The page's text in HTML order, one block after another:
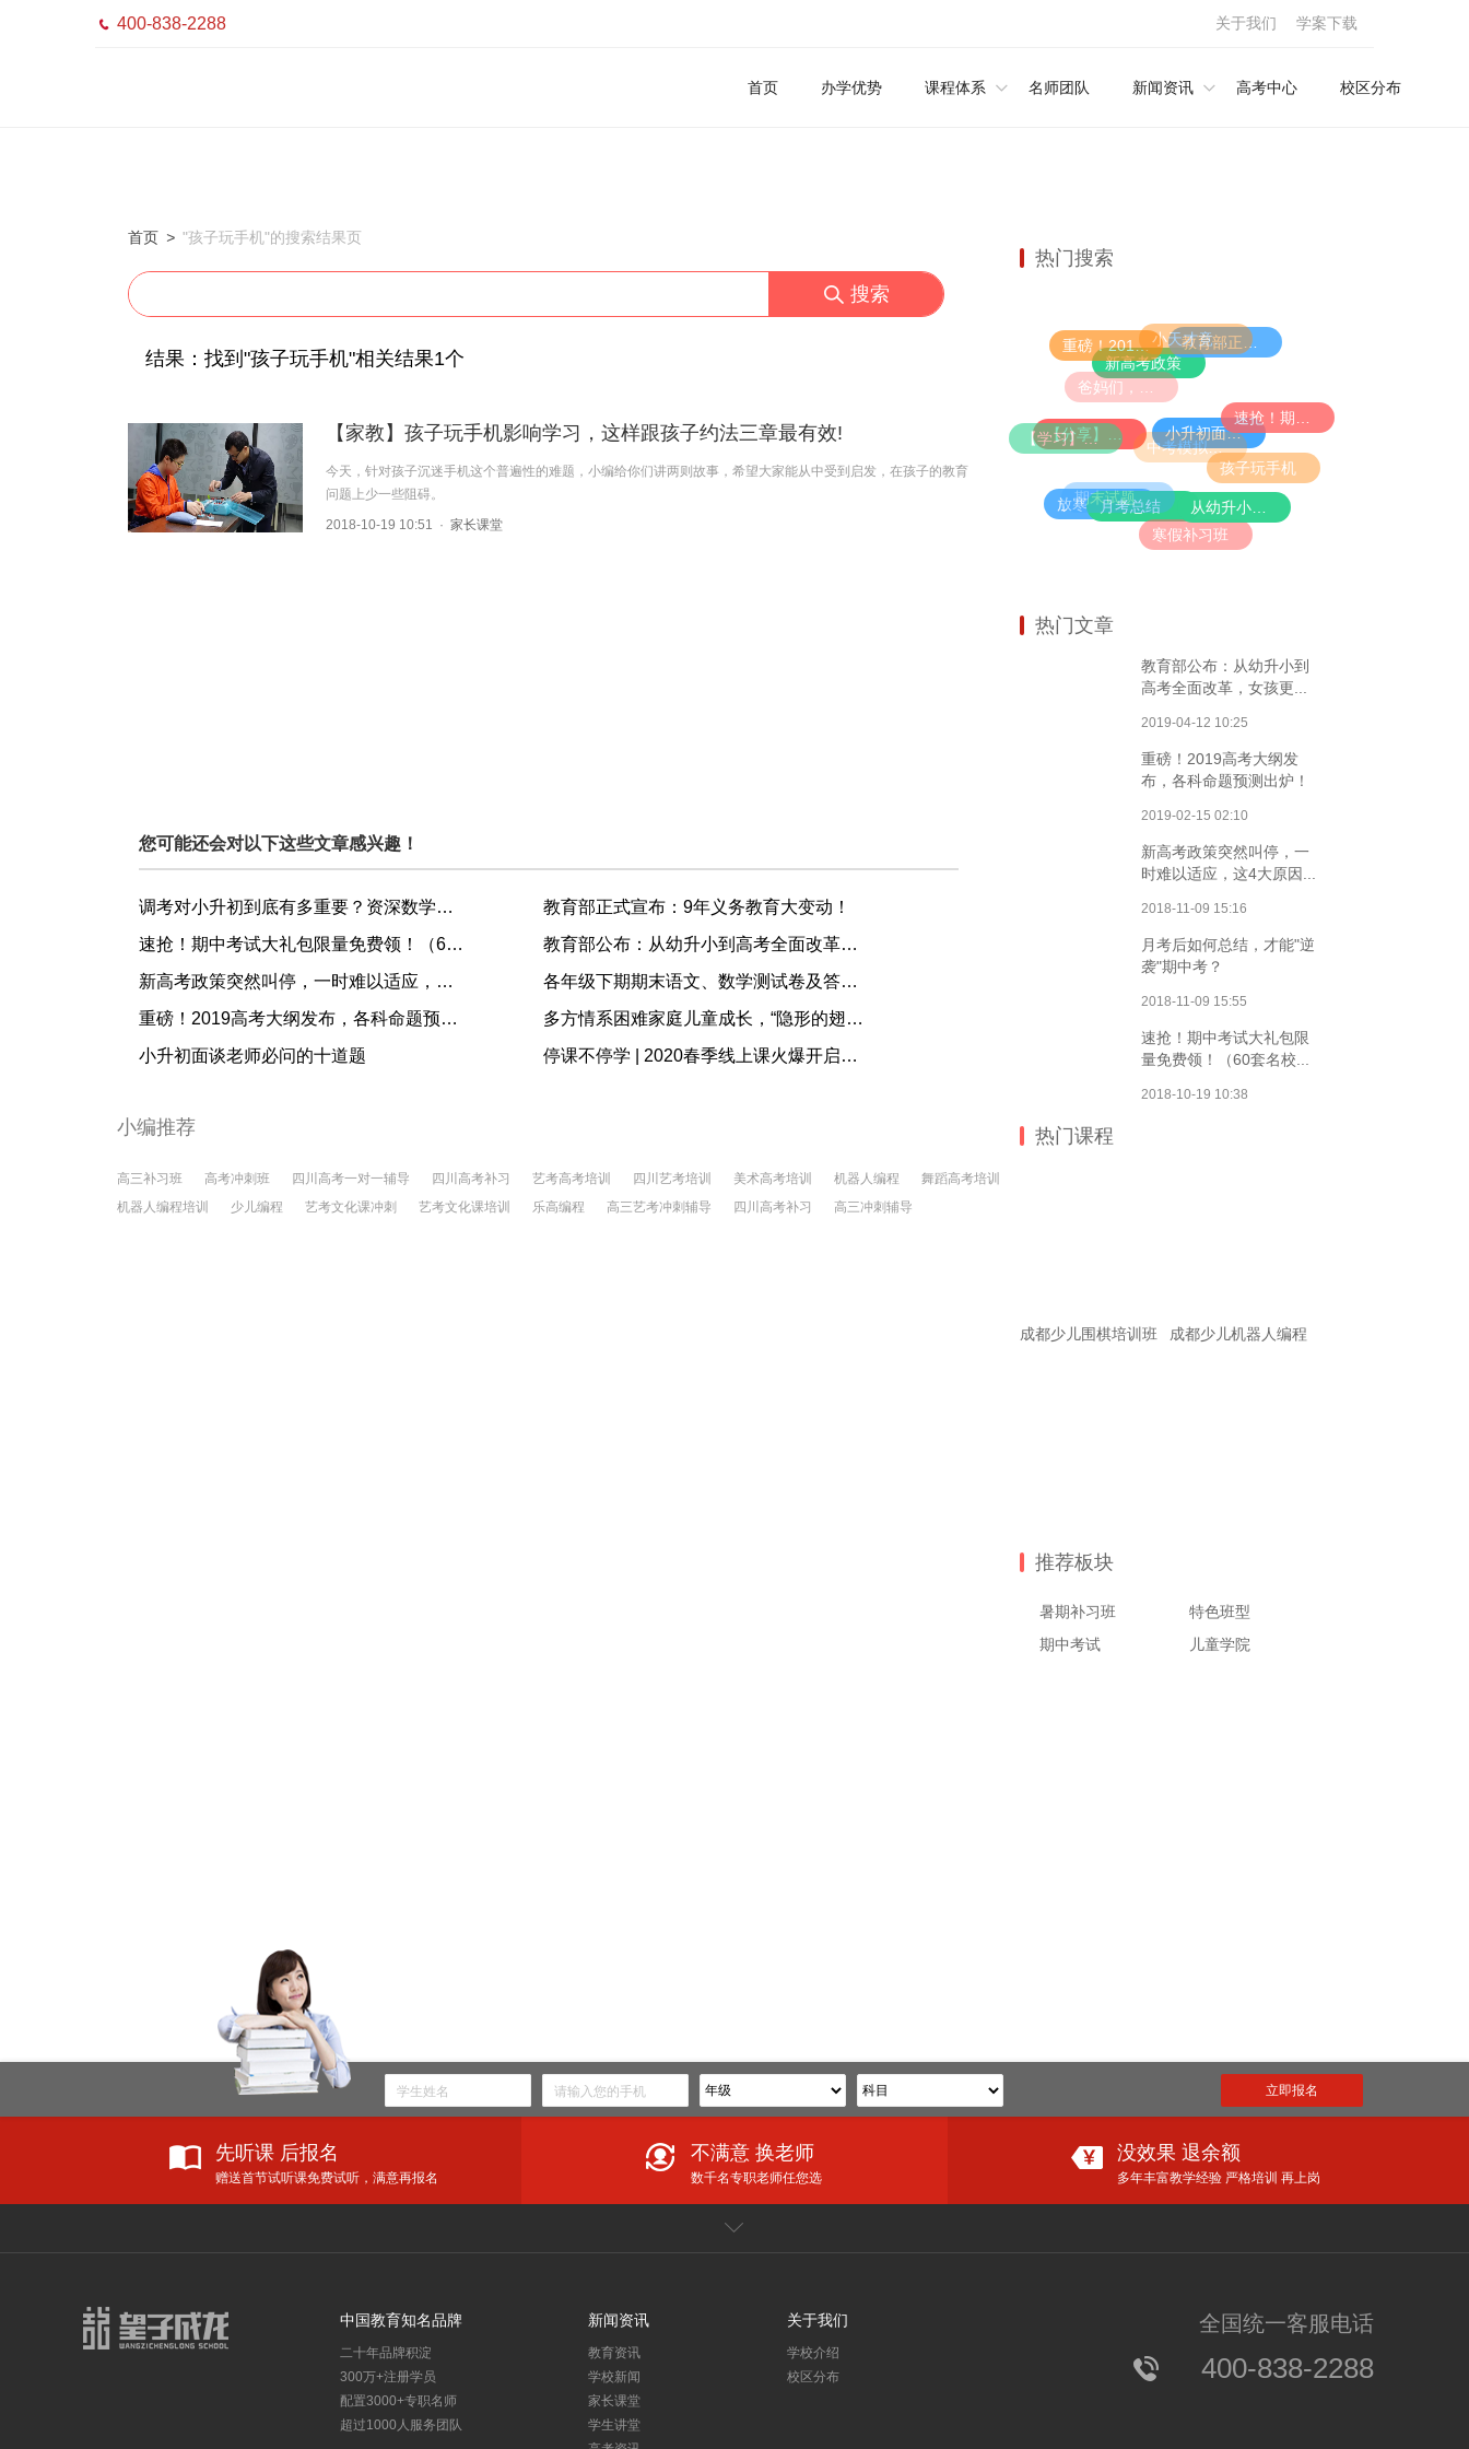
关于我们 学案下载
 400-838-2288
首页 办学优势 课程体系 名师团队 新闻资讯 高考中心 校区分布
首页 > "孩子玩手机"的搜索结果页
搜索
结果：找到"孩子玩手机"相关结果1个
【家教】孩子玩手机影响学习，这样跟孩子约法三章最有效!
今天，针对孩子沉迷手机这个普遍性的难题，小编给你们讲两则故事，希望大家能从中受到启发，在孩子的教育
问题上少一些阻碍。
2018-10-19 10:51 · 家长课堂
热门搜索
中考模拟试题
期末试题
月考总结
速抢！期中考试大礼包限量免费领！（60套名校真题＋34套全真模拟题）
重磅！2019高考大纲发布，各科命题预测出炉！
小升初面谈老师必问的十道题
【学习】孩子进入小学也能拔尖，只因为在暑假做了这件事！ 【分享】让孩子在新学期进尖子班的唯一方法！家长们再不看就晚了！
小天才竟然是“养成”的？爸妈必看，幼儿学者公布IQ110的炼成秘诀......
放寒假了，请不要带孩子去旅行！值得万千父母反思的好文！
孩子玩手机
教育部正式宣布：9年义务教育大变动！
新高考政策
寒假补习班
热门文章
教育部公布：从幼升小到
高考全面改革，女孩更...
2019-04-12 10:25
重磅！2019高考大纲发
布，各科命题预测出炉！
2019-02-15 02:10
新高考政策突然叫停，一
时难以适应，这4大原因...
2018-11-09 15:16
月考后如何总结，才能"逆
袭"期中考？
2018-11-09 15:55
速抢！期中考试大礼包限
量免费领！（60套名校...
2018-10-19 10:38
热门课程
成都少儿围棋培训班 成都少儿机器人编程
推荐板块
暑期补习班
特色班型
期中考试
儿童学院
您可能还会对以下这些文章感兴趣！
调考对小升初到底有多重要？资深数学名师为您揭秘！
速抢！期中考试大礼包限量免费领！（60套名校真题＋34套全真模拟题）
新高考政策突然叫停，一时难以适应，这4大原因有些措手不及
重磅！2019高考大纲发布，各科命题预测出炉！
小升初面谈老师必问的十道题
教育部正式宣布：9年义务教育大变动！
教育部公布：从幼升小到高考全面改革，女孩更有优势了！
各年级下期期末语文、数学测试卷及答案（免费下载）
多方情系困难家庭儿童成长，“隐形的翅膀”公益慈善项目在成都启动
停课不停学 | 2020春季线上课火爆开启！！！
小编推荐
高三补习班 高考冲刺班 四川高考一对一辅导 四川高考补习 艺考高考培训 四川艺考培训 美术高考培训 机器人编程
舞蹈高考培训
机器人编程培训
少儿编程 艺考文化课冲刺 艺考文化课培训 乐高编程 高三艺考冲刺辅导 四川高考补习 高三冲刺辅导
立即报名
先听课 后报名
赠送首节试听课免费试听，满意再报名
不满意 换老师
数千名专职老师任您选
没效果 退余额
多年丰富教学经验 严格培训 再上岗
防疫不松懈，我们一直在行动！
中国教育知名品牌
二十年品牌积淀
300万+注册学员
配置3000+专职名师
超过1000人服务团队
新闻资讯
教育资讯
学校新闻
家长课堂
学生讲堂
关于我们
学校介绍
校区分布
全国统一客服电话
400-838-2288